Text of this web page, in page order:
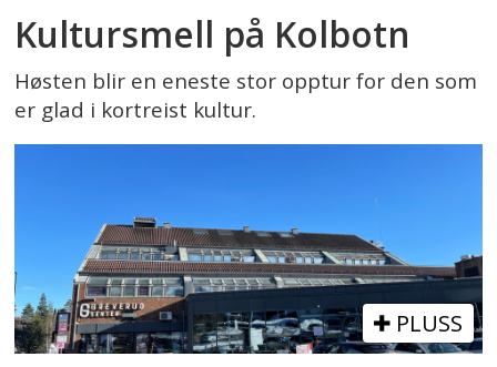
Kultursmell på Kolbotn
Høsten blir en eneste stor opptur for den som
er glad i kortreist kultur.
PLUSS